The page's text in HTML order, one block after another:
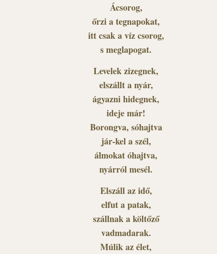
Ácsorog,
őrzi a tegnapokat,
itt csak a víz csorog,
s meglapogat.
Levelek zizegnek,
elszállt a nyár,
ágyazni hidegnek,
ideje már!
Borongva, sóhajtva
jár-kel a szél,
álmokat óhajtva,
nyárról mesél.
Elszáll az idő,
elfut a patak,
szállnak a költőző
vadmadarak.
Múlik az élet,